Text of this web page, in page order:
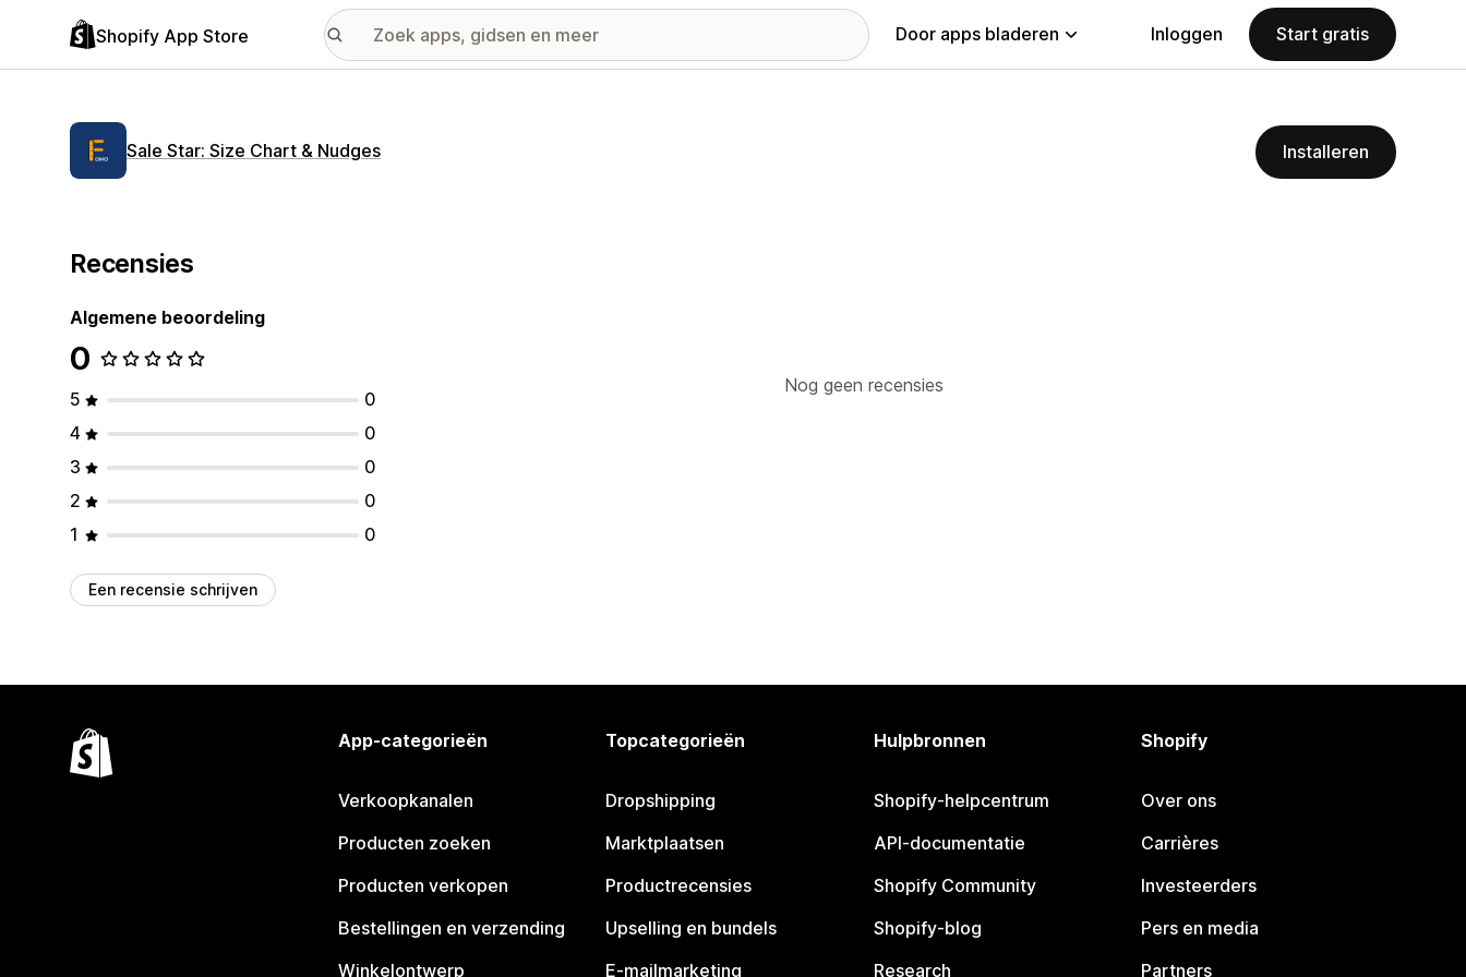
Shopify App Store Door apps bladeren Inloggen Start gratis
Sale Star: Size Chart & Nudges Installeren
Recensies
Algemene beoordeling
0
5
0
4
0
3
0
2
0
1
0
Een recensie schrijven
Nog geen recensies
App-categorieën
Verkoopkanalen
Producten zoeken
Producten verkopen
Bestellingen en verzending
Winkelontwerp
Topcategorieën
Dropshipping
Marktplaatsen
Productrecensies
Upselling en bundels
E-mailmarketing
Hulpbronnen
Shopify-helpcentrum
API-documentatie
Shopify Community
Shopify-blog
Research
Shopify
Over ons
Carrières
Investeerders
Pers en media
Partners